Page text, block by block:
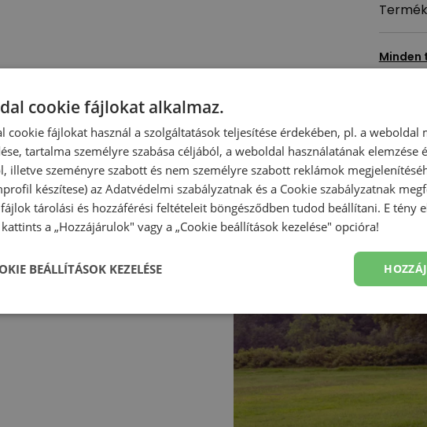
Minden
cookie fájlokat alkalmaz.
cookie fájlokat használ a szolgáltatások teljesítése érdekében, pl. a weboldal
tartalma személyre szabása céljából, a weboldal használatának elemzése
illetve szeményre szabott és nem személyre szabott reklámok
készítese) az Adatvédelmi szabályzatnak és a Cookie szabályzatnak
tárolási és hozzáférési feltételeit böngésződben tudod beállítani. E tény
a „Hozzájárulok" vagy a „Cookie beállítások kezelése" opcióra!
BEÁLLÍTÁSOK KEZELÉSE